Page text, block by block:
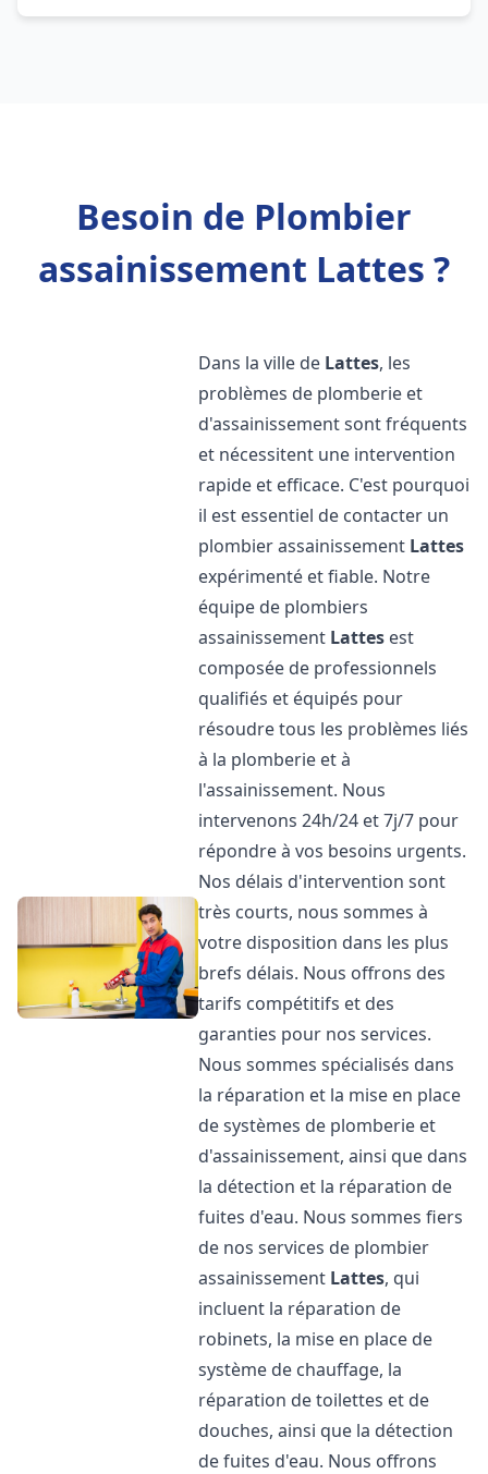
Besoin de Plombier
assainissement Lattes ?
Dans la ville de Lattes, les
problèmes de plomberie et
d'assainissement sont fréquents
et nécessitent une intervention
rapide et efficace. C'est pourquoi
il est essentiel de contacter un
plombier assainissement Lattes
expérimenté et fiable. Notre
équipe de plombiers
assainissement Lattes est
composée de professionnels
qualifiés et équipés pour
résoudre tous les problèmes liés
à la plomberie et à
l'assainissement. Nous
intervenons 24h/24 et 7j/7 pour
répondre à vos besoins urgents.
Nos délais d'intervention sont
très courts, nous sommes à
votre disposition dans les plus
brefs délais. Nous offrons des
tarifs compétitifs et des
garanties pour nos services.
Nous sommes spécialisés dans
la réparation et la mise en place
de systèmes de plomberie et
d'assainissement, ainsi que dans
la détection et la réparation de
fuites d'eau. Nous sommes fiers
de nos services de plombier
assainissement Lattes, qui
incluent la réparation de
robinets, la mise en place de
système de chauffage, la
réparation de toilettes et de
douches, ainsi que la détection
de fuites d'eau. Nous offrons